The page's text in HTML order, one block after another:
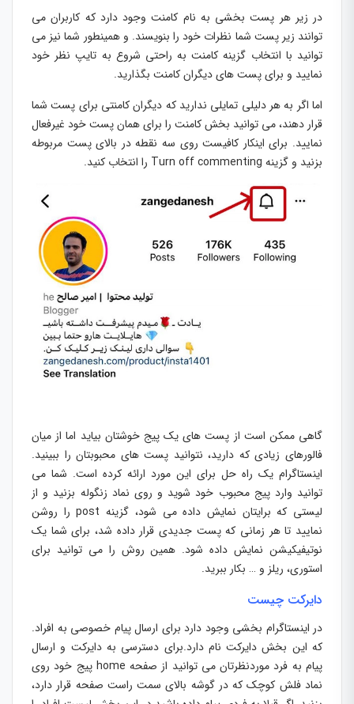
در زیر هر پست بخشی به نام کامنت وجود دارد که کاربران می
توانند زیر پست شما نظرات خود را بنویسند. و همینطور شما نیز می
توانید با انتخاب گزینه کامنت به راحتی شروع به تایپ نظر خود
نمایید و برای پست های دیگران کامنت بگذارید.
اما اگر به هر دلیلی تمایلی ندارید که دیگران کامنتی برای پست شما
قرار دهند، می توانید بخش کامنت را برای همان پست خود غیرفعال
نمایید. برای اینکار کافیست روی سه نقطه در بالای پست مربوطه
بزنید و گزینه Turn off commenting را انتخاب کنید.
گاهی ممکن است از پست های یک پیج خوشتان بیاید اما از میان
فالورهای زیادی که دارید، نتوانید پست های محبوبتان را ببینید.
اینستاگرام یک راه حل برای این مورد ارائه کرده است. شما می
توانید وارد پیج محبوب خود شوید و روی نماد زنگوله بزنید و از
لیستی که برایتان نمایش داده می شود، گزینه post را روشن
نمایید تا هر زمانی که پست جدیدی قرار داده شد، برای شما یک
نوتیفیکیشن نمایش داده شود. همین روش را می توانید برای
استوری، ریلز و … بکار ببرید.
دایرکت چیست
در اینستاگرام بخشی وجود دارد برای ارسال پیام خصوصی به افراد.
که این بخش دایرکت نام دارد.برای دسترسی به دایرکت و ارسال
پیام به فرد موردنظرتان می توانید از صفحه home پیج خود روی
نماد فلش کوچک که در گوشه بالای سمت راست صفحه قرار دارد،